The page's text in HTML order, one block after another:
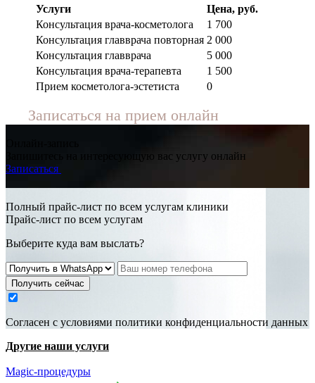
Услуги
Цена, руб.
Консультация врача-косметолога
1 700
Консультация главврача повторная 2 000
Консультация главврача
5 000
Консультация врача-терапевта
1 500
Прием косметолога-эстетиста
0
Записаться на прием онлайн
Запишитесь на интересующую вас услугу онлайн
Записаться
Полный прайс-лист по всем услугам клиники
Прайс-лист по всем услугам
Выберите куда вам выслать?
Получить сейчас
Cогласен с условиями политики конфиденциальности данных
Другие наши услуги
Magic-процедуры